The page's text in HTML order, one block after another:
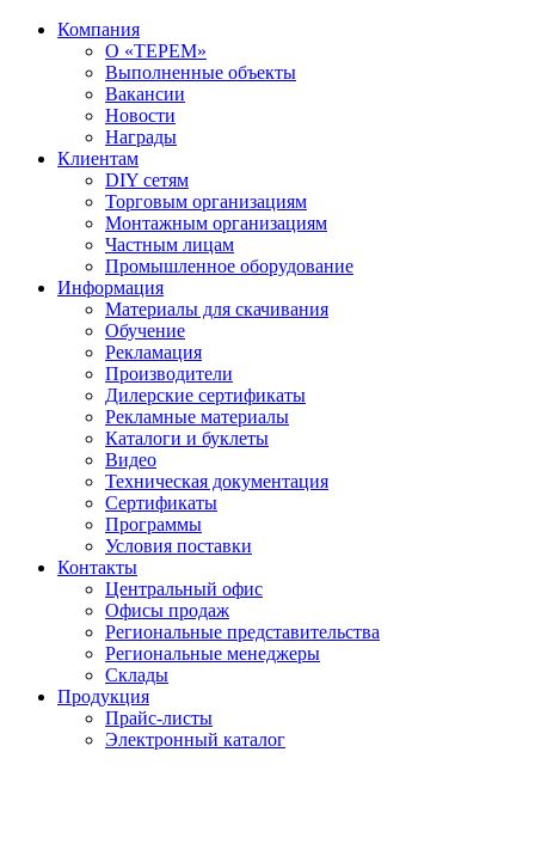
Компания
О «ТЕРЕМ»
Выполненные объекты
Вакансии
Новости
Награды
Клиентам
DIY сетям
Торговым организациям
Монтажным организациям
Частным лицам
Промышленное оборудование
Информация
Материалы для скачивания
Обучение
Рекламация
Производители
Дилерские сертификаты
Рекламные материалы
Каталоги и буклеты
Видео
Техническая документация
Сертификаты
Программы
Условия поставки
Контакты
Центральный офис
Офисы продаж
Региональные представительства
Региональные менеджеры
Склады
Продукция
Прайс-листы
Электронный каталог